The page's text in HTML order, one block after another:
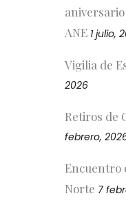
ANE 1 julio,
Vigilia de
2026
Retiros de
febrero,
Encuentro
Norte 7